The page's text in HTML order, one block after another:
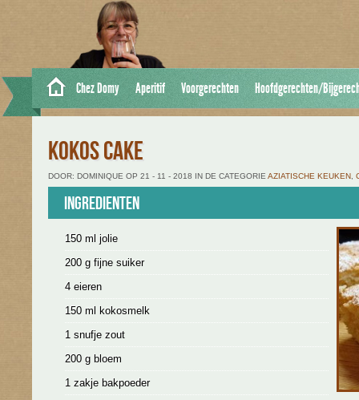
Chez Domy Aperitif Voorgerechten Hoofdgerechten/
KOKOS CAKE
DOOR: DOMINIQUE OP 21 - 11 - 2018 IN DE CATEGORIE AZIATISCHE KEUKEN
Ingredienten
150 ml jolie
200 g fijne suiker
4 eieren
150 ml kokosmelk
1 snufje zout
200 g bloem
1 zakje bakpoeder